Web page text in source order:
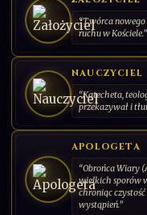
“Twórca
ruchu w Kościele.”
NAUCZYCIEL
“Katecheta,
przekazywał i
APOLOGETA
“Obrońca Wiary
wielkich sporów
chroniąc
wystąpień.”